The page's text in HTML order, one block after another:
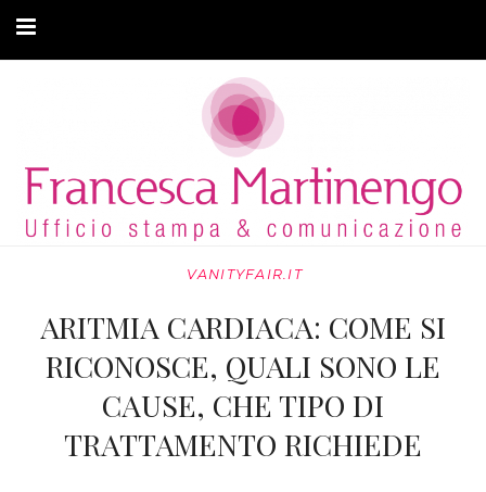
ARTICOLI
MODA ADATTIVA
PRIVACY
VANITYFAIR.IT
ARITMIA CARDIACA: COME SI
RICONOSCE, QUALI SONO LE
CAUSE, CHE TIPO DI
TRATTAMENTO RICHIEDE